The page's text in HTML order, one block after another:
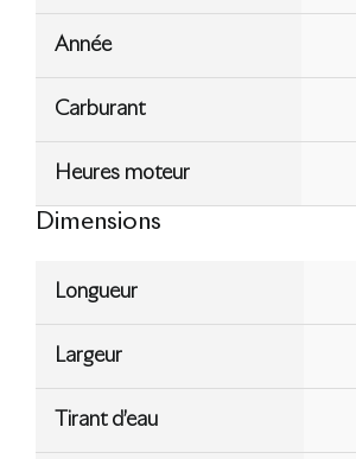
Année
Carburant
Heures moteur
Dimensions
Longueur
Largeur
Tirant d’eau